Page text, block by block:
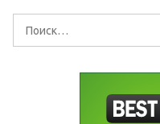
Найти: